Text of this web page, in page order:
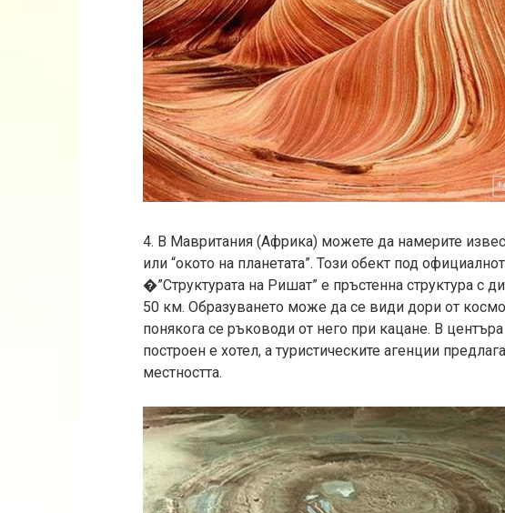
4. В Мавритания (Африка) можете да намерите
или “окото на планетата”. Този обект под
�”Структурата на Ришат” е пръстенна структура с
50 км. Образуването може да се види дори от
понякога се ръководи от него при кацане. В центъра
построен е хотел, а туристическите агенции
местността.